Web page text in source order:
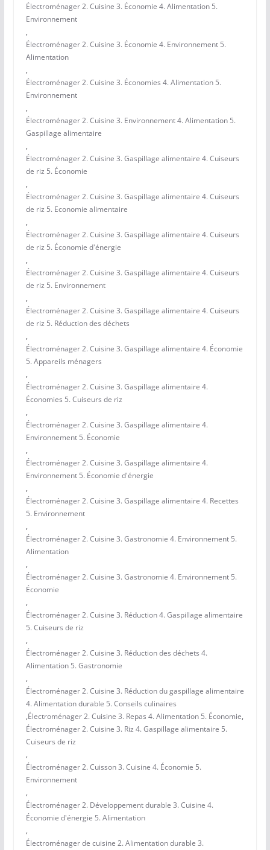
Électroménager 2. Cuisine 3. Économie 4. Alimentation 5.
Environnement
,
Électroménager 2. Cuisine 3. Économie 4. Environnement 5.
Alimentation
,
Électroménager 2. Cuisine 3. Économies 4. Alimentation 5.
Environnement
,
Électroménager 2. Cuisine 3. Environnement 4. Alimentation 5.
Gaspillage alimentaire
,
Électroménager 2. Cuisine 3. Gaspillage alimentaire 4. Cuiseurs
de riz 5. Économie
,
Électroménager 2. Cuisine 3. Gaspillage alimentaire 4. Cuiseurs
de riz 5. Economie alimentaire
,
Électroménager 2. Cuisine 3. Gaspillage alimentaire 4. Cuiseurs
de riz 5. Économie d'énergie
,
Électroménager 2. Cuisine 3. Gaspillage alimentaire 4. Cuiseurs
de riz 5. Environnement
,
Électroménager 2. Cuisine 3. Gaspillage alimentaire 4. Cuiseurs
de riz 5. Réduction des déchets
,
Électroménager 2. Cuisine 3. Gaspillage alimentaire 4. Économie
5. Appareils ménagers
,
Électroménager 2. Cuisine 3. Gaspillage alimentaire 4.
Économies 5. Cuiseurs de riz
,
Électroménager 2. Cuisine 3. Gaspillage alimentaire 4.
Environnement 5. Économie
,
Électroménager 2. Cuisine 3. Gaspillage alimentaire 4.
Environnement 5. Économie d'énergie
,
Électroménager 2. Cuisine 3. Gaspillage alimentaire 4. Recettes
5. Environnement
,
Électroménager 2. Cuisine 3. Gastronomie 4. Environnement 5.
Alimentation
,
Électroménager 2. Cuisine 3. Gastronomie 4. Environnement 5.
Économie
,
Électroménager 2. Cuisine 3. Réduction 4. Gaspillage alimentaire
5. Cuiseurs de riz
,
Électroménager 2. Cuisine 3. Réduction des déchets 4.
Alimentation 5. Gastronomie
,
Électroménager 2. Cuisine 3. Réduction du gaspillage alimentaire
4. Alimentation durable 5. Conseils culinaires
,Électroménager 2. Cuisine 3. Repas 4. Alimentation 5. Économie,
Électroménager 2. Cuisine 3. Riz 4. Gaspillage alimentaire 5.
Cuiseurs de riz
,
Électroménager 2. Cuisson 3. Cuisine 4. Économie 5.
Environnement
,
Électroménager 2. Développement durable 3. Cuisine 4.
Économie d'énergie 5. Alimentation
,
Électroménager de cuisine 2. Alimentation durable 3.